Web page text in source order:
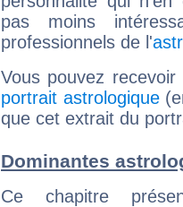
pas moins
professionnels de l'
Vous pouvez
portrait astrologique
que cet extrait du
Dominantes
Ce chapitre